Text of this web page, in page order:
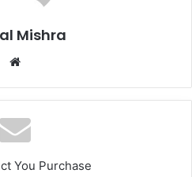
Mishra
Website
You Purchase